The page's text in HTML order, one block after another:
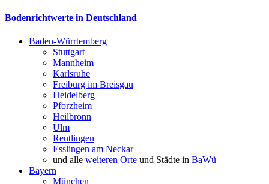
Bodenrichtwerte in Deutschland
Baden-Würrtemberg
Stuttgart
Mannheim
Karlsruhe
Freiburg im Breisgau
Heidelberg
Pforzheim
Heilbronn
Ulm
Reutlingen
Esslingen am Neckar
und alle weiteren Orte und Städte in BaWü
Bayern
München